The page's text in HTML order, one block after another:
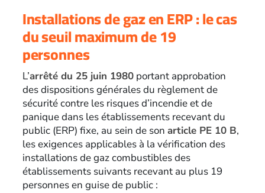
Installations de gaz en ERP : le cas
du seuil maximum de 19
personnes
L’arrêté du 25 juin 1980portant approbation
des dispositions générales du règlement de
sécurité contre les risques d’incendie et de
panique dans les établissements recevant du
public (ERP) fixe, au sein de son article PE 10 B,
les exigences applicables à la vérification des
installations de gaz combustibles des
établissements suivants recevant au plus 19
personnes en guise de public :